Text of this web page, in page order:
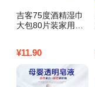
吉客75度酒精湿巾
大包80片装家用一
¥11.90